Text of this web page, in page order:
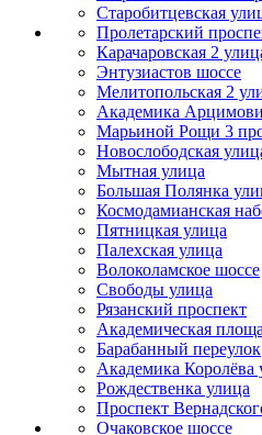
Старобитцевская
Пролетарский
Карачаровская 2
Энтузиастов шоссе
Мелитопольская 2
Академика
Марьиной Рощи 3
Новослободская
Мытная улица
Большая Полянка
Космодамианская
Пятницкая улица
Палехская улица
Волоколамское шоссе
Свободы улица
Рязанский проспект
Академическая
Барабанный переулок
Академика Королёва
Рождественка улица
Проспект
Очаковское шоссе